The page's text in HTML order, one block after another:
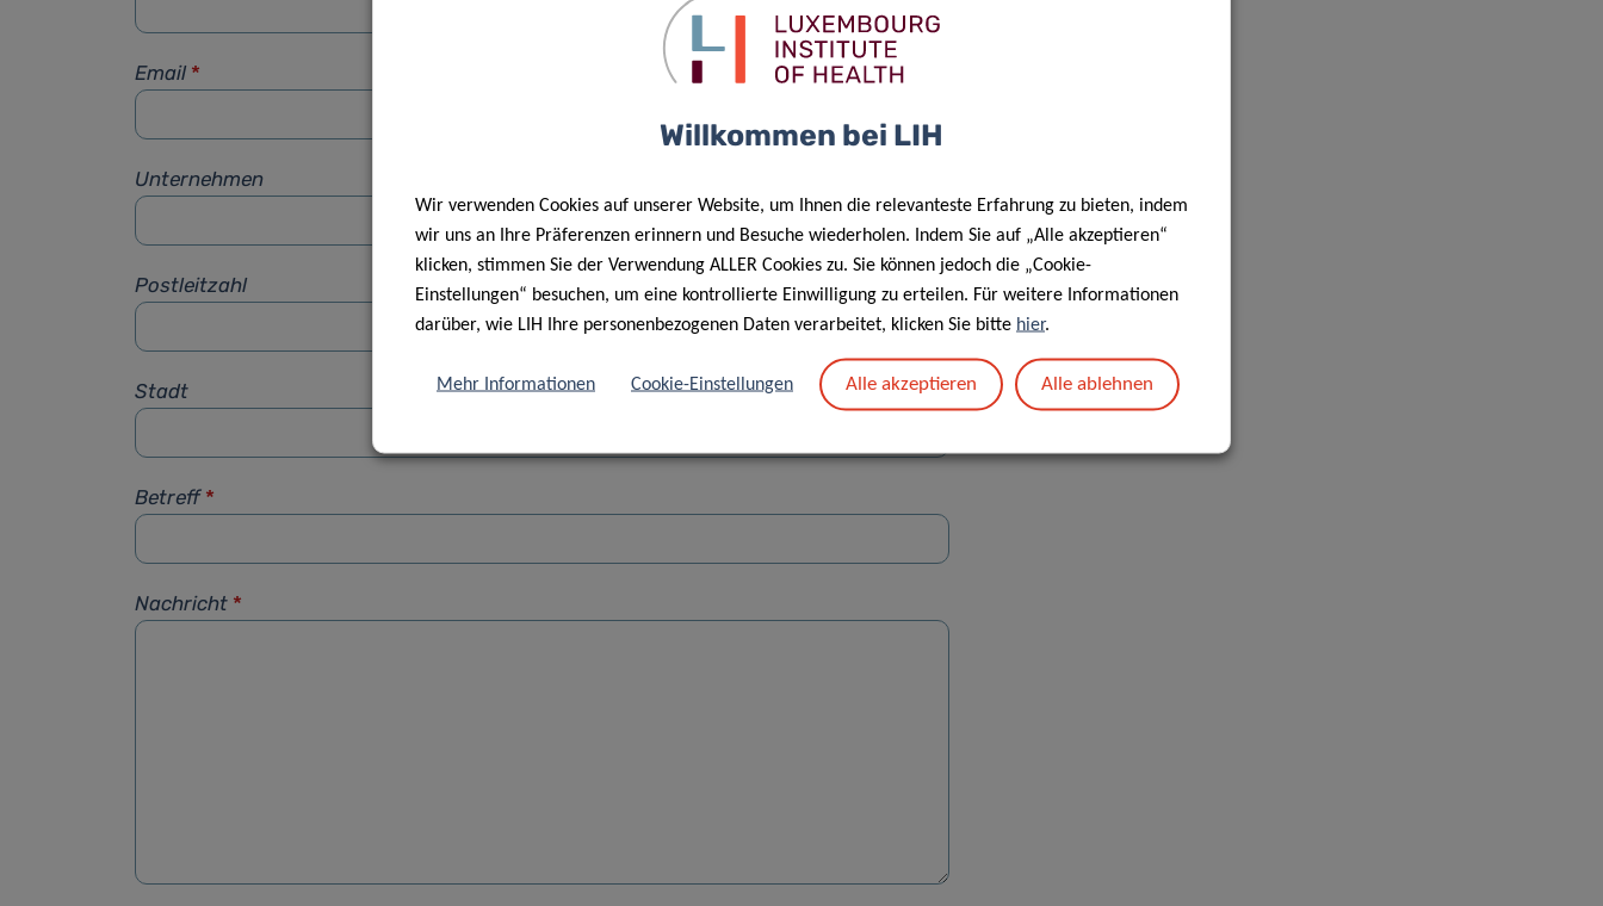
Email *
Unternehmen
Postleitzahl Straße
Stadt
Betreff *
Nachricht *
Willkommen bei LIH
Wir verwenden Cookies auf unserer Website, um Ihnen die relevanteste Erfahrung zu bieten, indem
wir uns an Ihre Präferenzen erinnern und Besuche wiederholen. Indem Sie auf „Alle akzeptieren“
klicken, stimmen Sie der Verwendung ALLER Cookies zu. Sie können jedoch die „Cookie-
Einstellungen“ besuchen, um eine kontrollierte Einwilligung zu erteilen. Für weitere Informationen
darüber, wie LIH Ihre personenbezogenen Daten verarbeitet, klicken Sie bitte hier.
Mehr Informationen Cookie-Einstellungen Alle akzeptieren Alle ablehnen